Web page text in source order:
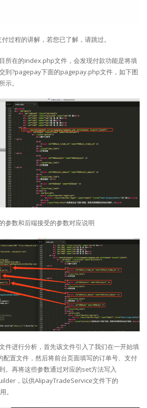
过程的讲解，若您已了解，请跳过。
所在的index.php文件，会发现付款功能是将填
到?pagepay下面的pagepay.php文件，如下图
示。
参数和后端接受的参数对应说明
件进行分析，首先该文件引入了我们在一开始填
置文件，然后将前台页面填写的订单号、支付
。再将这些参数通过对应的set方法写入
，以供AlipayTradeService文件下的
。